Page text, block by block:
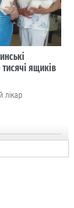
ящиків
лікар